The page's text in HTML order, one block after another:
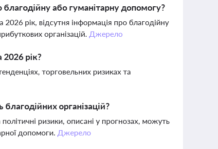
або гуманітарну допомогу?
рік, відсутня інформація про благодійну
організацій. Джерело
рік?
торговельних ризиках та
організацій?
політичні ризики, описані у прогнозах, можуть
допомоги. Джерело